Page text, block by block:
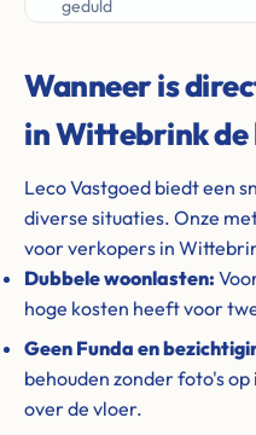
geduld
Wanneer is
in Wittebrink de
Leco Vastgoed biedt een
diverse situaties. Onze
voor verkopers in
Dubbele woonlasten:
hoge kosten heeft voor
Geen Funda en
behouden zonder foto's
over de vloer.